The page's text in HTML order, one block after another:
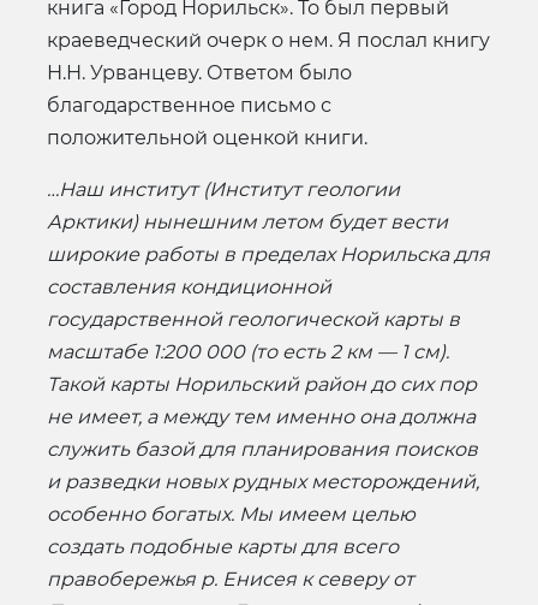
книга «Город Норильск». То был первый
краеведческий очерк о нем. Я послал книгу
Н.Н. Урванцеву. Ответом было
благодарственное письмо с
положительной оценкой книги.
…Наш институт (Институт геологии
Арктики) нынешним летом будет вести
широкие работы в пределах Норильска для
составления кондиционной
государственной геологической карты в
масштабе 1:200 000 (то есть 2 км — 1 см).
Такой карты Норильский район до сих пор
не имеет, а между тем именно она должна
служить базой для планирования поисков
и разведки новых рудных месторождений,
особенно богатых. Мы имеем целью
создать подобные карты для всего
правобережья р. Енисея к северу от